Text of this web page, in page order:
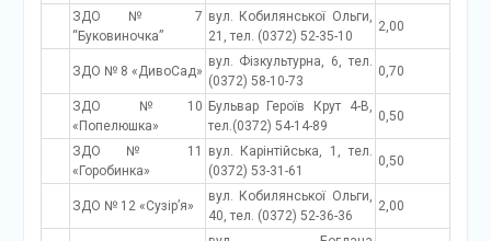
ЗДО № 7
“Буковиночка”
вул. Кобилянської Ольги,
21, тел. (0372) 52-35-10
2,00
ЗДО № 8 «ДивоСад»
вул. Фізкультурна, 6, тел.
(0372) 58-10-73
0,70
ЗДО №10
«Попелюшка»
Бульвар Героїв Крут 4-В,
тел.(0372) 54-14-89
0,50
ЗДО № 11
«Горобинка»
вул. Карінтійська, 1, тел.
(0372) 53-31-61
0,50
ЗДО № 12 «Сузір’я»
вул. Кобилянської Ольги,
40, тел. (0372) 52-36-36
2,00